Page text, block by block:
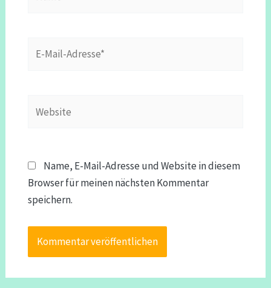
Mail-
Name, E-Mail-Adresse und Website in diesem
Browser für meinen nächsten Kommentar
speichern.